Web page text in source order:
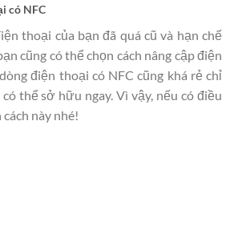
có NFC
thoại của bạn đã quá cũ và hạn chế
cũng có thể chọn cách nâng cập điện
điện thoại có NFC cũng khá rẻ chỉ
thể sở hữu ngay. Vì vậy, nếu có điều
này nhé!